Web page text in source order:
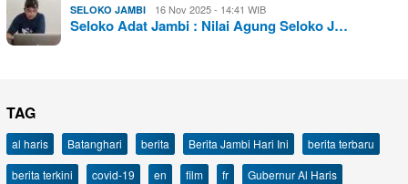
SELOKO JAMBI 16 Nov 2025 - 14:41 WIB
Seloko Adat Jambi : Nilai Agung Seloko J…
TAG
al haris Batanghari berita Berita Jambi Hari Ini
berita terbaru
berita terkini
covid-19 en film fr
Gubernur Al Haris